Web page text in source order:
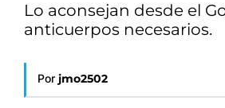
Lo aconsejan desde el
anticuerpos necesarios.
Por jmo2502